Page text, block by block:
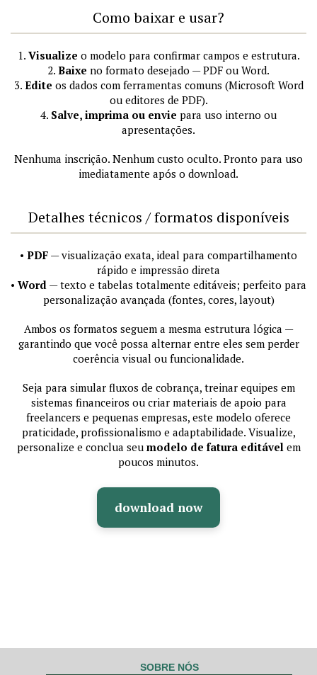
Como baixar e usar?
1. Visualize o modelo para confirmar campos e estrutura.
2. Baixe no formato desejado — PDF ou Word.
3. Edite os dados com ferramentas comuns (Microsoft Word
ou editores de PDF).
4. Salve, imprima ou envie para uso interno ou
apresentações.
Nenhuma inscrição. Nenhum custo oculto. Pronto para uso
imediatamente após o download.
Detalhes técnicos / formatos disponíveis
• PDF — visualização exata, ideal para compartilhamento
rápido e impressão direta
• Word — texto e tabelas totalmente editáveis; perfeito para
personalização avançada (fontes, cores, layout)
Ambos os formatos seguem a mesma estrutura lógica —
garantindo que você possa alternar entre eles sem perder
coerência visual ou funcionalidade.
Seja para simular fluxos de cobrança, treinar equipes em
sistemas financeiros ou criar materiais de apoio para
freelancers e pequenas empresas, este modelo oferece
praticidade, profissionalismo e adaptabilidade. Visualize,
personalize e conclua seu modelo de fatura editável em
poucos minutos.
download now
SOBRE NÓS